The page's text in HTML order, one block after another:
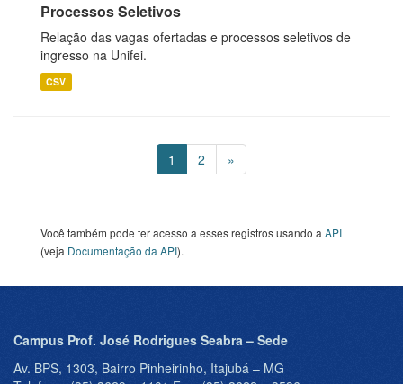
Processos Seletivos
Relação das vagas ofertadas e processos seletivos de
ingresso na Unifei.
CSV
1 2 »
Você também pode ter acesso a esses registros usando a API
(veja Documentação da API).
Campus Prof. José Rodrigues Seabra – Sede
Av. BPS, 1303, Bairro Pinheirinho, Itajubá – MG